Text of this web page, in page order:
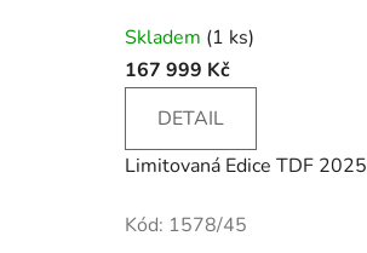
Skladem (1 ks)
167 999 Kč
DETAIL
Limitovaná Edice TDF 2025
Kód: 1578/45